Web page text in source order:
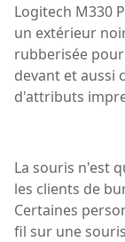
Logitech M330
un extérieur
rubberisée
devant et aussi
d'attributs
La souris n'est
les clients de
Certaines
fil sur une